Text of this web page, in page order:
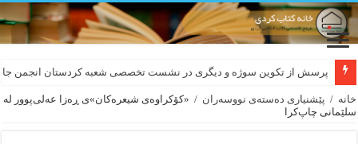
پرسش از تکوین سوژه و دیگری در نشست تخصصی شعبه کردستان انجمن
لەسەر کێشی ڕوباعی و به نەغمەی قەڵەمی «ئالی»
خانه / پێشنیاری ده‌سته‌ی نووسه‌ران / «کۆکراوه‌ی شیعره‌کان»ی ڕەزا عه‌لی‌پوور له
سلێمانی چاپ‌کرا